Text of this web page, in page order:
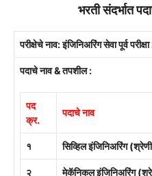
भरती संदर्भात
परीक्षेचे नाव: इंजिनिअरिंग सेवा पूर्व
पदाचे नाव & तपशील :
पद
क्र.
पदाचे नाव
१ सिव्हिल इंजिनिअरिंग
२ मेकॅनिकल इंजिनिअरिंग